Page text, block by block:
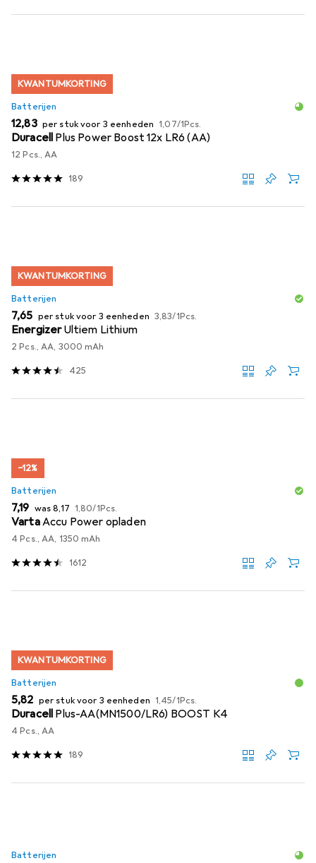
KWANTUMKORTING
Batterijen
EUR
12,83 per stuk voor 3 eenheden EUR
1,07/1Pcs.
Duracell Plus Power Boost 12x LR6 (AA)
12 Pcs., AA
189
KWANTUMKORTING
Batterijen
EUR
7,65 per stuk voor 3 eenheden EUR
3,83/1Pcs.
EnergizerUltiem Lithium
2 Pcs., AA, 3000 mAh
425
−12%
Batterijen
EUR
7,19 wasEUR
8,17 EUR
1,80/1Pcs.
VartaAccu Power opladen
4 Pcs., AA, 1350 mAh
1612
KWANTUMKORTING
Batterijen
EUR
5,82 per stuk voor 3 eenheden EUR
1,45/1Pcs.
Duracell Plus-AA(MN1500/LR6) BOOST K4
4 Pcs., AA
189
Batterijen